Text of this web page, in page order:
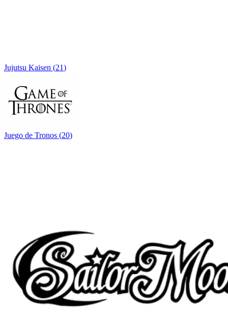
Jujutsu Kaisen (21)
Juego de Tronos (20)